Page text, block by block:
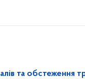
та обстеження